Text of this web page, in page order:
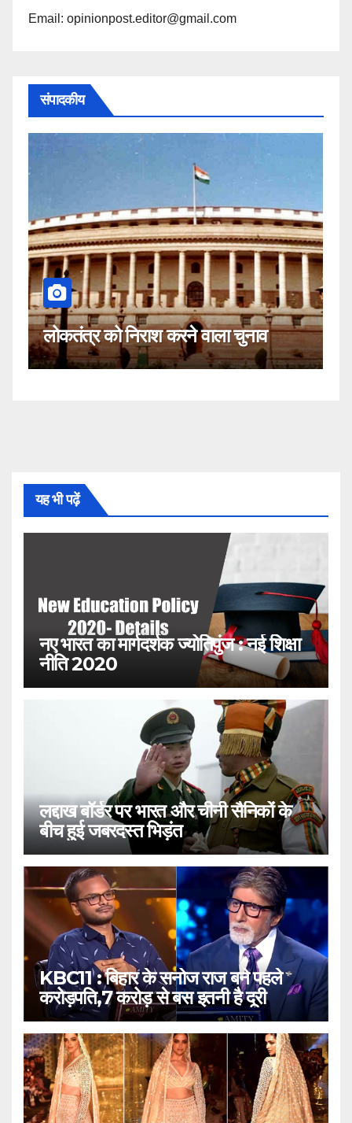
Email: opinionpost.editor@gmail.com
संपादकीय
कहीं यह सीजेआई के खिलाफ साजिश तो
नहीं!
यह भी पढ़ें
नए भारत का मार्गदर्शक ज्योतिपुंज : नई शिक्षा
नीति 2020
लद्दाख बॉर्डर पर भारत और चीनी सैनिकों के
बीच हुई जबरदस्त भिड़ंत
KBC11 : बिहार के सनोज राज बने पहले
करोड़पति,7 करोड़ से बस इतनी है दूरी